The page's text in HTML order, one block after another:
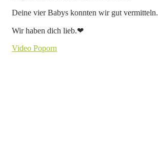
Deine vier Babys konnten wir gut vermitteln.
Wir haben dich lieb.❤
Video Poporn